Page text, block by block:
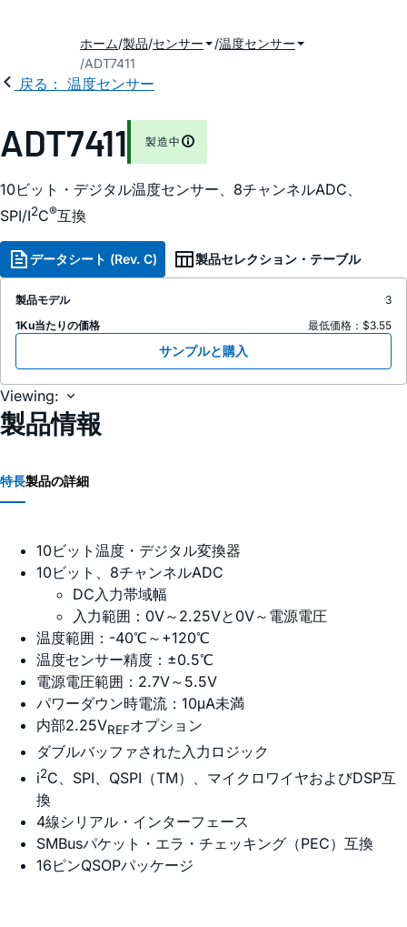
ホーム 製品 センサー
温度センサー
ADT7411
戻る： 温度センサー
ADT7411 製造中
10ビット・デジタル温度センサー、8チャンネルADC、
SPI/I2C®互換
データシート (Rev. C) 製品セレクション・テーブル
製品モデル
3
1Ku当たりの価格
最低価格：$3.55
サンプルと購入
Viewing:
製品情報
特長製品の詳細
10ビット温度・デジタル変換器
10ビット、8チャンネルADC
DC入力帯域幅
入力範囲：0V～2.25Vと0V～電源電圧
温度範囲：-40℃～+120℃
温度センサー精度：±0.5℃
電源電圧範囲：2.7V～5.5V
パワーダウン時電流：10μA未満
内部2.25VREFオプション
ダブルバッファされた入力ロジック
i2C、SPI、QSPI（TM）、マイクロワイヤおよびDSP互
換
4線シリアル・インターフェース
SMBusパケット・エラ・チェッキング（PEC）互換
16ピンQSOPパッケージ